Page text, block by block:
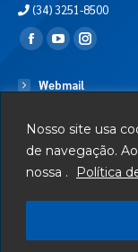
Nosso site usa
de navegação.
nossa .
Política
(34) 3251-8500
Encontre-nos em:
Webmail
Serviços
Telefones Úteis